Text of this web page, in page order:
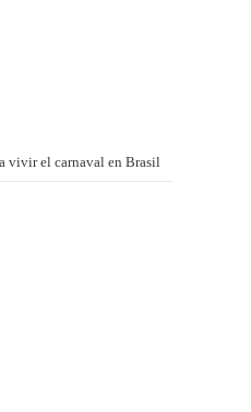
vivir el carnaval en Brasil